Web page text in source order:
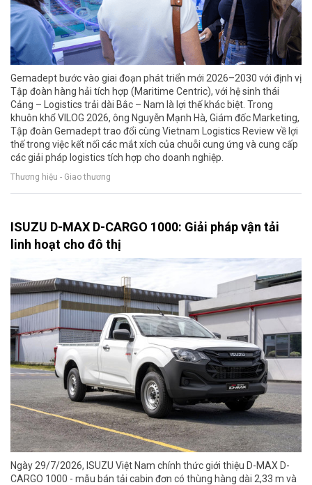
Gemadept bước vào giai đoạn phát triển mới 2026–2030 với định vị
Tập đoàn hàng hải tích hợp (Maritime Centric), với hệ sinh thái
Cảng – Logistics trải dài Bắc – Nam là lợi thế khác biệt. Trong
khuôn khổ VILOG 2026, ông Nguyễn Mạnh Hà, Giám đốc Marketing,
Tập đoàn Gemadept trao đổi cùng Vietnam Logistics Review về lợi
thế trong việc kết nối các mắt xích của chuỗi cung ứng và cung cấp
các giải pháp logistics tích hợp cho doanh nghiệp.
Thương hiệu - Giao thương
ISUZU D-MAX D-CARGO 1000: Giải pháp vận tải
linh hoạt cho đô thị
Ngày 29/7/2026, ISUZU Việt Nam chính thức giới thiệu D-MAX D-
CARGO 1000 - mẫu bán tải cabin đơn có thùng hàng dài 2,33 m và